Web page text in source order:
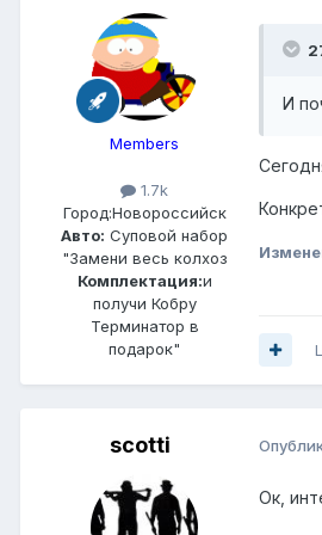
Members
1.7k
Город:Новороссийск
Авто: Суповой набор
"Замени весь колхоз
Комплектация:и
получи Кобру
Терминатор в
подарок"
И
scotti
Ок,